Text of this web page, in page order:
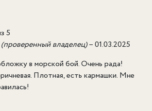
5
(проверенный владелец)–01.03.2025
в морской бой. Очень рада!
Плотная, есть кармашки. Мне